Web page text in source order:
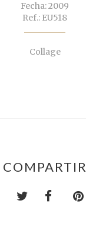
Fecha: 2009
Ref.: EU518
Collage
COMPARTIR